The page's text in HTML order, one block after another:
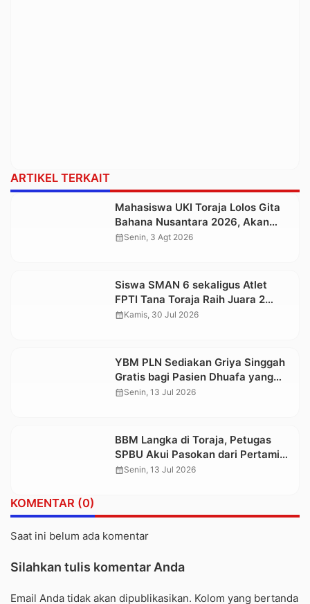
ARTIKEL TERKAIT
Mahasiswa UKI Toraja Lolos Gita
Bahana Nusantara 2026, Akan
Tampil di Istana Negara pada
calendar_monthSenin, 3 Agt 2026
Siswa SMAN 6 sekaligus Atlet
FPTI Tana Toraja Raih Juara 2
Cabang Panjat Tebing O2SN
calendar_monthKamis, 30 Jul 2026
YBM PLN Sediakan Griya Singgah
Gratis bagi Pasien Dhuafa yang
Jalani Pengobatan di Makassar
calendar_monthSenin, 13 Jul 2026
BBM Langka di Toraja, Petugas
SPBU Akui Pasokan dari Pertamina
Turun 50%
calendar_monthSenin, 13 Jul 2026
KOMENTAR (0)
Saat ini belum ada komentar
Silahkan tulis komentar Anda
Email Anda tidak akan dipublikasikan. Kolom yang bertanda